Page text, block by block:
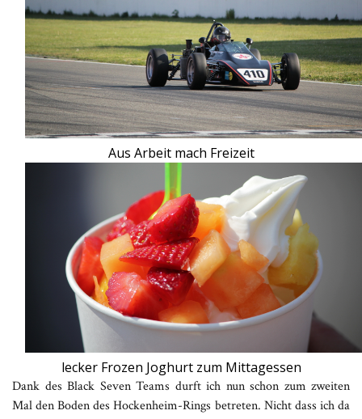
Aus Arbeit mach Freizeit
lecker Frozen Joghurt zum Mittagessen
Dank des Black Seven Teams durft ich nun schon zum zweiten
Mal den Boden des Hockenheim-Rings betreten. Nicht dass ich da